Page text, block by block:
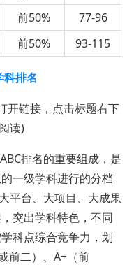
前50%
77-96
前50% 93-115
排名
开链接，点击标题右下
读)
排名的重要组成，是
一级学科进行的分档
平台、大项目、大成果
突出学科特色，不同
科点综合竞争力，划
前二）、A+（前